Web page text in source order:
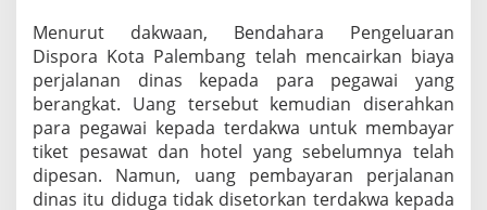
Menurut dakwaan, Bendahara Pengeluaran
Dispora Kota Palembang telah mencairkan biaya
perjalanan dinas kepada para pegawai yang
berangkat. Uang tersebut kemudian diserahkan
para pegawai kepada terdakwa untuk membayar
tiket pesawat dan hotel yang sebelumnya telah
dipesan. Namun, uang pembayaran perjalanan
dinas itu diduga tidak disetorkan terdakwa kepada